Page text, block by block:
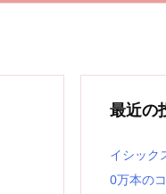
最近の
イシック
0万本の